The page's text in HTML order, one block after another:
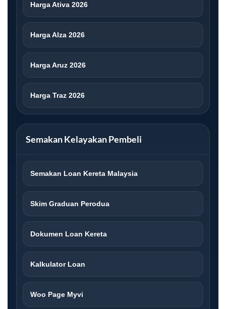
Harga Ativa 2026
Harga Alza 2026
Harga Aruz 2026
Harga Traz 2026
Semakan Kelayakan Pembeli
Semakan Loan Kereta Malaysia
Skim Graduan Perodua
Dokumen Loan Kereta
Kalkulator Loan
Woo Page Myvi